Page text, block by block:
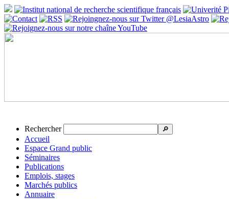
Rechercher 🔎
Accueil
Espace Grand public
Séminaires
Publications
Emplois, stages
Marchés publics
Annuaire